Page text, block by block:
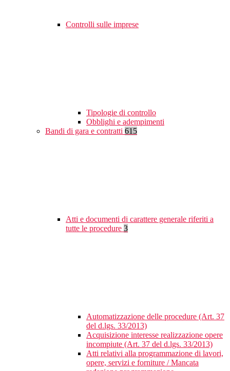
Controlli sulle imprese
Tipologie di controllo
Obblighi e adempimenti
Bandi di gara e contratti 615
Atti e documenti di carattere generale riferiti a
tutte le procedure 3
Automatizzazione delle procedure (Art. 37
del d.lgs. 33/2013)
Acquisizione interesse realizzazione opere
incompiute (Art. 37 del d.lgs. 33/2013)
Atti relativi alla programmazione di lavori,
opere, servizi e forniture / Mancata